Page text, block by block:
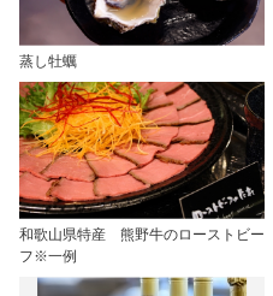
蒸し牡蠣
和歌山県特産 熊野牛のローストビー
フ※一例